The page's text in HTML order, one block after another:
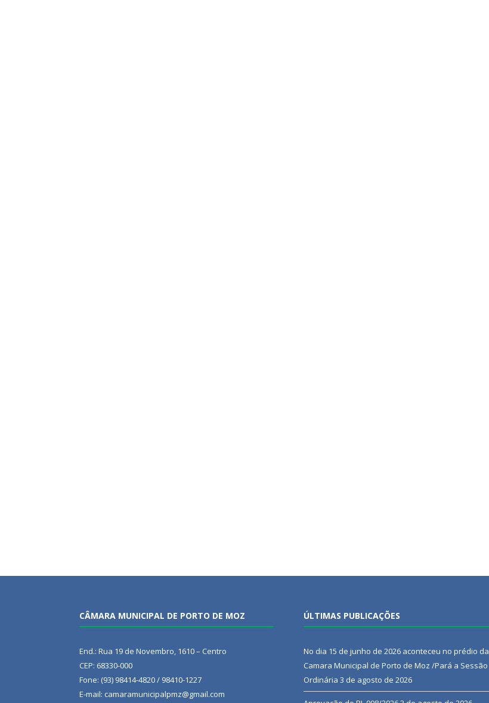
CÂMARA MUNICIPAL DE PORTO DE MOZ
End.: Rua 19 de Novembro, 1610 – Centro
CEP: 68330-000
Fone: (93) 98414-4820 / 98410-1227
E-mail: camaramunicipalpmz@gmail.com
ÚLTIMAS PUBLICAÇÕES
No dia 15 de junho de 2026 aconteceu no prédio da
Camara Municipal de Porto de Moz /Pará a Sessão
Ordinária 3 de agosto de 2026